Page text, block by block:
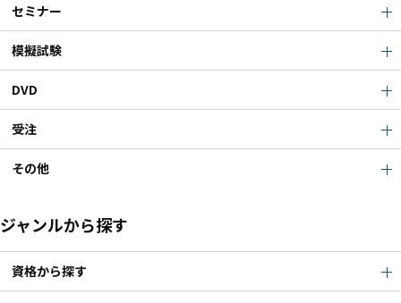
セミナー
模擬試験
DVD
受注
その他
ジャンルから探す
資格から探す